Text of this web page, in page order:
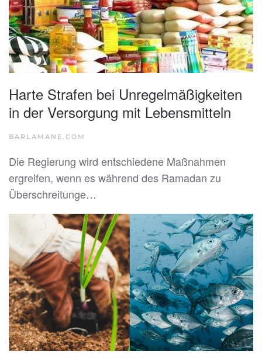
Harte Strafen bei Unregelmäßigkeiten
in der Versorgung mit Lebensmitteln
BARLAMANE.COM
Die Regierung wird entschiedene Maßnahmen
ergreifen, wenn es während des Ramadan zu
Überschreitunge…